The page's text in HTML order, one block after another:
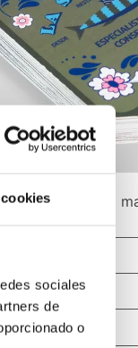
sociales
de
o
promocionar una
mostrador o
que la
como